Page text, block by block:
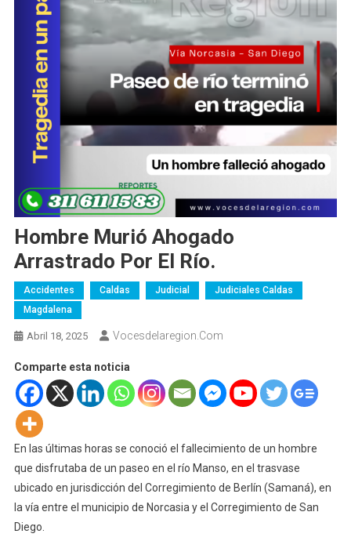
Hombre Murió Ahogado
Arrastrado Por El Río.
Accidentes Caldas Judicial
Judiciales Caldas
Magdalena
Abril 18, 2025 Vocesdelaregion.com
Comparte esta noticia
En las últimas horas se conoció el fallecimiento de un hombre
que disfrutaba de un paseo en el río Manso, en el trasvase
ubicado en jurisdicción del Corregimiento de Berlín (Samaná), en
la vía entre el municipio de Norcasia y el Corregimiento de San
Diego.